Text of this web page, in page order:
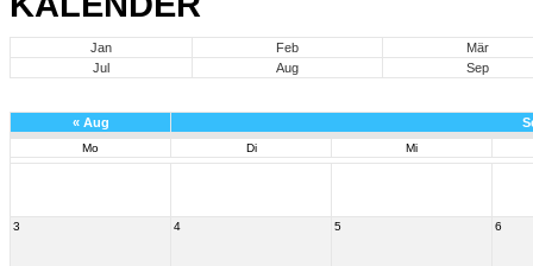
Jan Feb
Mär
Jul
Aug Sep
« Aug
Mo Di Mi
3 4 5 6